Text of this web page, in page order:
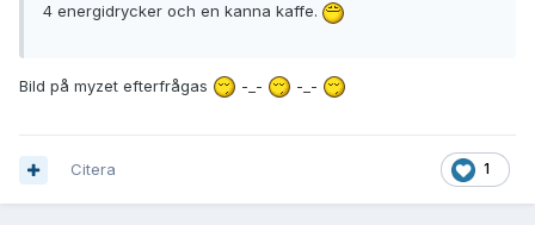
4 energidrycker och en kanna kaffe.
Bild på myzet efterfrågas -_- -_-
1
Citera